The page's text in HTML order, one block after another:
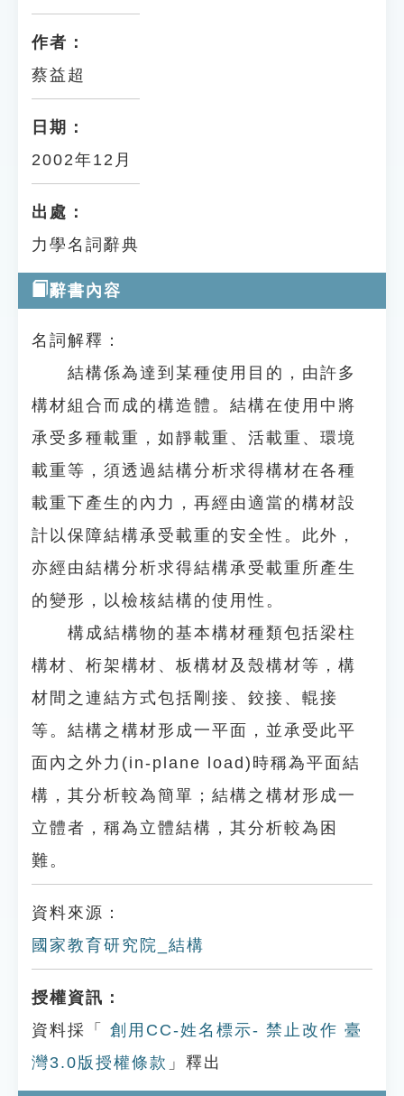
作者：
蔡益超
日期：
2002年12月
出處：
力學名詞辭典
辭書內容
名詞解釋：
結構係為達到某種使用目的，由許多
構材組合而成的構造體。結構在使用中將
承受多種載重，如靜載重、活載重、環境
載重等，須透過結構分析求得構材在各種
載重下產生的內力，再經由適當的構材設
計以保障結構承受載重的安全性。此外，
亦經由結構分析求得結構承受載重所產生
的變形，以檢核結構的使用性。
構成結構物的基本構材種類包括梁柱
構材、桁架構材、板構材及殼構材等，構
材間之連結方式包括剛接、鉸接、輥接
等。結構之構材形成一平面，並承受此平
面內之外力(in-plane load)時稱為平面結
構，其分析較為簡單；結構之構材形成一
立體者，稱為立體結構，其分析較為困
難。
資料來源：
國家教育研究院_結構
授權資訊：
資料採「
創用CC-姓名標示- 禁止改作 臺
灣3.0版授權條款 」釋出